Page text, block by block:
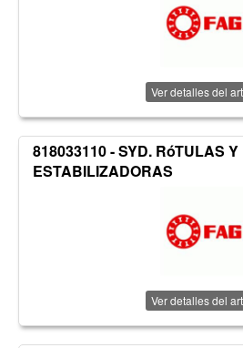
Ver detalles del
818033110 - SYD. RóTULAS
ESTABILIZADORAS
Ver detalles del